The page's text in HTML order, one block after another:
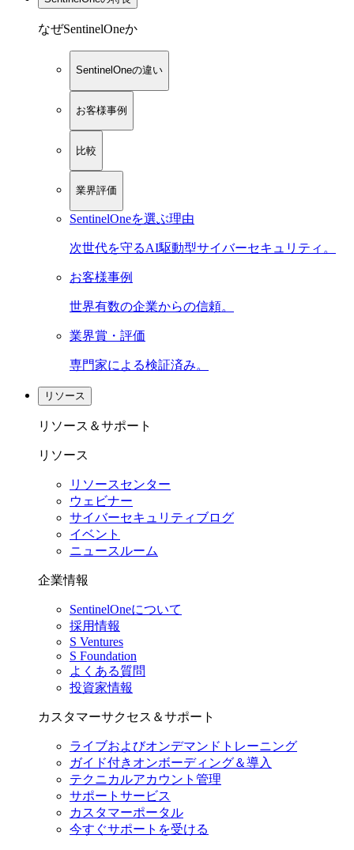
なぜSentinelOneか
SentinelOneの違い
お客様事例
比較
業界評価
SentinelOneを選ぶ理由
次世代を守るAI駆動型サイバーセキュリティ。
お客様事例
世界有数の企業からの信頼。
業界賞・評価
専門家による検証済み。
リソース
リソース＆サポート
リソース
リソースセンター
ウェビナー
サイバーセキュリティブログ
イベント
ニュースルーム
企業情報
SentinelOneについて
採用情報
S Ventures
S Foundation
よくある質問
投資家情報
カスタマーサクセス＆サポート
ライブおよびオンデマンドトレーニング
ガイド付きオンボーディング＆導入
テクニカルアカウント管理
サポートサービス
カスタマーポータル
今すぐサポートを受ける